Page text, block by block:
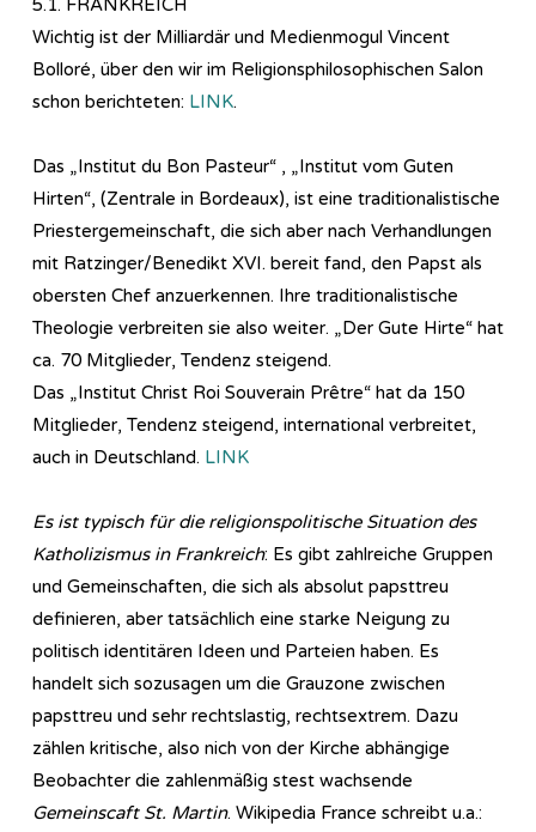
5.1. FRANKREICH
Wichtig ist der Milliardär und Medienmogul Vincent
Bolloré, über den wir im Re­li­gi­ons­phi­lo­so­phi­sch­en Salon
schon berichteten: LINK.
Das „Institut du Bon Pasteur“ , „Institut vom Guten
Hirten“, (Zentrale in Bordeaux), ist eine traditionalistische
Priestergemeinschaft, die sich aber nach Verhandlungen
mit Ratzinger/Benedikt XVI. bereit fand, den Papst als
obersten Chef anzuerkennen. Ihre traditionalistische
Theologie verbreiten sie also weiter. „Der Gute Hirte“ hat
ca. 70 Mitglieder, Tendenz steigend.
Das „Institut Christ Roi Souverain Prêtre“ hat da 150
Mitglieder, Tendenz steigend, international verbreitet,
auch in Deutschland. LINK
Es ist typisch für die religionspolitische Situation des
Katholizismus in Frankreich: Es gibt zahlreiche Gruppen
und Gemeinschaften, die sich als absolut papsttreu
definieren, aber tatsächlich eine starke Neigung zu
politisch identitären Ideen und Parteien haben. Es
handelt sich sozusagen um die Grauzone zwischen
papsttreu und sehr rechtslastig, rechtsextrem. Dazu
zählen kritische, also nich von der Kirche abhängige
Beobachter die zahlenmäßig stest wachsende
Gemeinscaft St. Martin. Wikipedia France schreibt u.a.: